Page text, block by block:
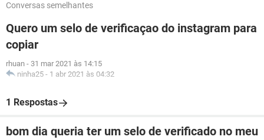
Conversas semelhantes
Quero um selo de verificaçao do instagram para
copiar
rhuan - 31 mar 2021 às 14:15
ninha25 - 1 abr 2021 às 04:32
1 Respostas
bom dia queria ter um selo de verificado no meu